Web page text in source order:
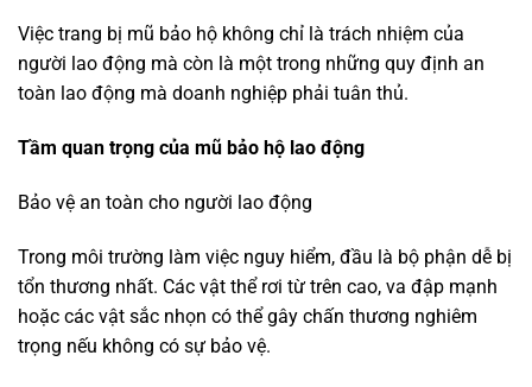
Việc trang bị mũ bảo hộ không chỉ là trách nhiệm của
người lao động mà còn là một trong những quy định an
toàn lao động mà doanh nghiệp phải tuân thủ.
Tầm quan trọng của mũ bảo hộ lao động
Bảo vệ an toàn cho người lao động
Trong môi trường làm việc nguy hiểm, đầu là bộ phận dễ bị
tổn thương nhất. Các vật thể rơi từ trên cao, va đập mạnh
hoặc các vật sắc nhọn có thể gây chấn thương nghiêm
trọng nếu không có sự bảo vệ.